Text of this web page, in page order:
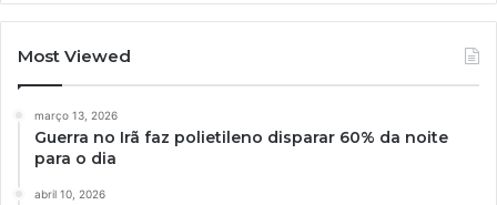
Most Viewed
março 13, 2026
Guerra no Irã faz polietileno disparar 60% da noite
para o dia
abril 10, 2026